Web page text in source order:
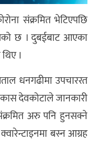
संक्रमित भेटिएपछि
छ । दुबईबाट आएका
।
धनगढीमा उपचाररत
देवकोटाले जानकारी
अरु पनि हुनसक्ने
बस्न आग्रह